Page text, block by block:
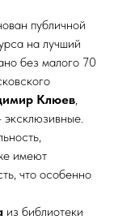
публичной
на лучший
без малого 70
Клюев
имеют
что особенно
из библиотеки